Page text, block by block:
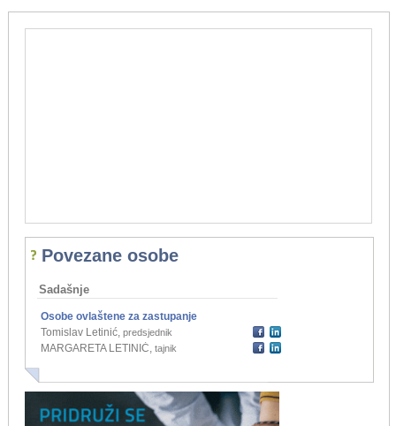
Povezane osobe
Sadašnje
Osobe ovlaštene za zastupanje
Tomislav Letinić, predsjednik
MARGARETA LETINIĆ, tajnik